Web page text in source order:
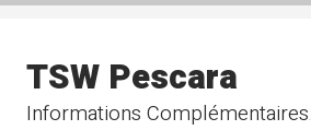
Informations Complémentaires
TSW Pescara